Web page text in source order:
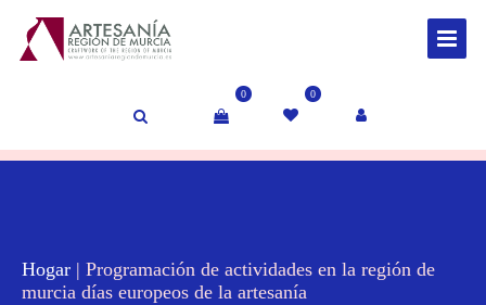
0 0
Hogar | Programación de actividades en la región de
murcia días europeos de la artesanía